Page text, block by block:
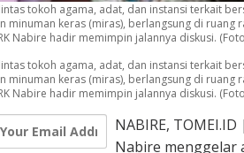
tokoh agama, adat, dan instansi terkait
minuman keras (miras), berlangsung di ruang
Nabire hadir memimpin jalannya diskusi.
tokoh agama, adat, dan instansi terkait
minuman keras (miras), berlangsung di ruang
Nabire hadir memimpin jalannya diskusi.
NABIRE,
Nabire menggelar